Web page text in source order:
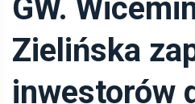
GW.
Zielińska
inwestorów